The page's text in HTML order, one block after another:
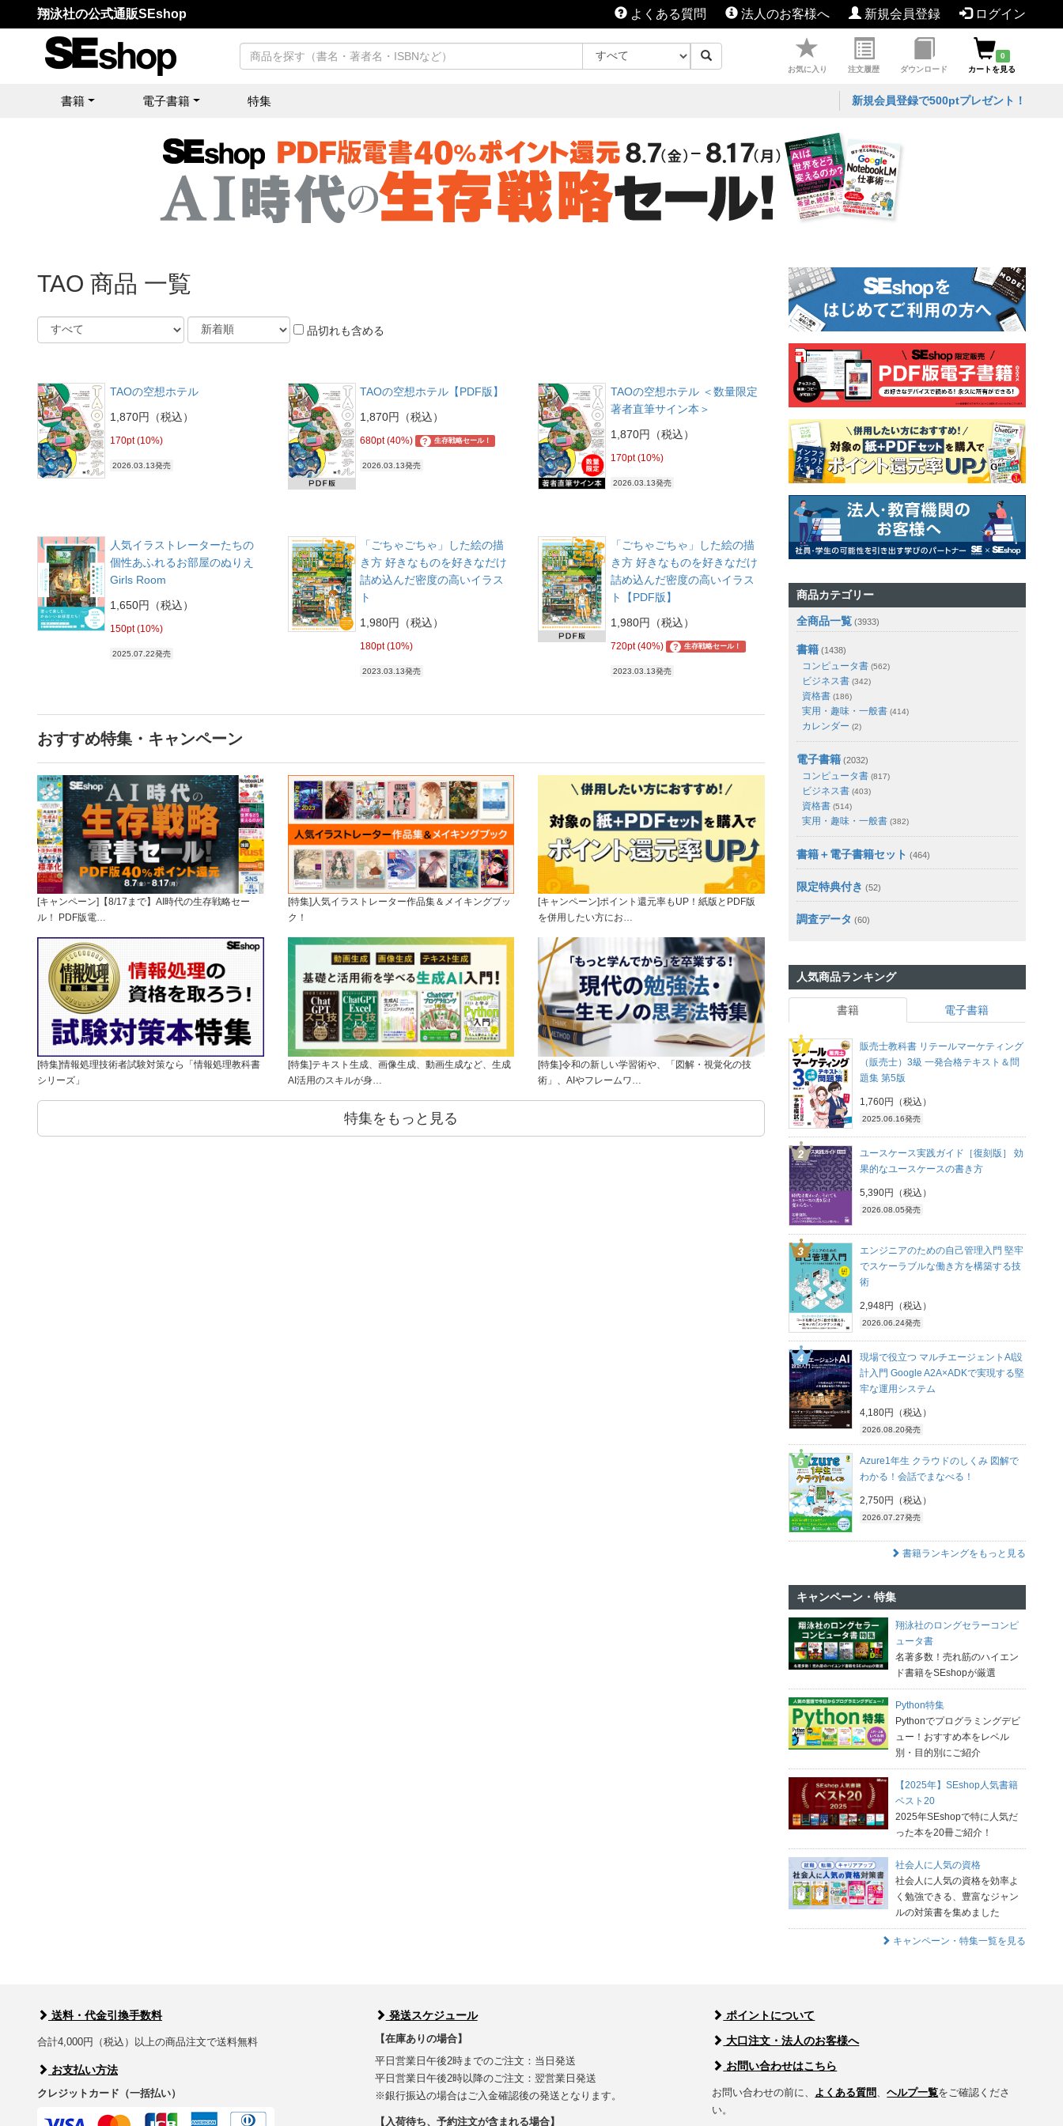
翔泳社の公式通販SEshop よくある質問 法人のお客様へ 新規会員登録 ログイン
お気に入り 注文履歴 ダウンロード
0
カートを見る
書籍 電子書籍 特集 新規会員登録で500ptプレゼント！
TAO 商品 一覧
品切れも含める
TAOの空想ホテル
1,870円（税込）
170pt (10%)
2026.03.13発売
TAOの空想ホテル【PDF版】
1,870円（税込）
680pt (40%) ? 生存戦略セール！
2026.03.13発売
TAOの空想ホテル ＜数量限定
著者直筆サイン本＞
1,870円（税込）
170pt (10%)
2026.03.13発売
人気イラストレーターたちの
個性あふれるお部屋のぬりえ
Girls Room
1,650円（税込）
150pt (10%)
2025.07.22発売
「ごちゃごちゃ」した絵の描
き方 好きなものを好きなだけ
詰め込んだ密度の高いイラス
ト
1,980円（税込）
180pt (10%)
2023.03.13発売
「ごちゃごちゃ」した絵の描
き方 好きなものを好きなだけ
詰め込んだ密度の高いイラス
ト【PDF版】
1,980円（税込）
720pt (40%) ? 生存戦略セール！
2023.03.13発売
おすすめ特集・キャンペーン
[キャンペーン]【8/17まで】AI時代の生存戦略セー
ル！ PDF版電…
[特集]人気イラストレーター作品集＆メイキングブッ
ク！
[キャンペーン]ポイント還元率もUP！紙版とPDF版
を併用したい方にお…
[特集]情報処理技術者試験対策なら「情報処理教科書
シリーズ」
[特集]テキスト生成、画像生成、動画生成など、生成
AI活用のスキルが身…
[特集]令和の新しい学習術や、「図解・視覚化の技
術」、AIやフレームワ…
特集をもっと見る
商品カテゴリー
全商品一覧 (3933)
書籍 (1438)
コンピュータ書 (562)
ビジネス書 (342)
資格書 (186)
実用・趣味・一般書 (414)
カレンダー (2)
電子書籍 (2032)
コンピュータ書 (817)
ビジネス書 (403)
資格書 (514)
実用・趣味・一般書 (382)
書籍＋電子書籍セット (464)
限定特典付き (52)
調査データ (60)
人気商品ランキング
書籍 電子書籍
販売士教科書 リテールマーケティング
（販売士）3級 一発合格テキスト＆問
題集 第5版
1,760円（税込）
2025.06.16発売
ユースケース実践ガイド［復刻版］ 効
果的なユースケースの書き方
5,390円（税込）
2026.08.05発売
エンジニアのための自己管理入門 堅牢
でスケーラブルな働き方を構築する技
術
2,948円（税込）
2026.06.24発売
現場で役立つ マルチエージェントAI設
計入門 Google A2A×ADKで実現する堅
牢な運用システム
4,180円（税込）
2026.08.20発売
Azure1年生 クラウドのしくみ 図解で
わかる！会話でまなべる！
2,750円（税込）
2026.07.27発売
書籍ランキングをもっと見る
キャンペーン・特集
翔泳社のロングセラーコンピ
ュータ書
名著多数！売れ筋のハイエン
ド書籍をSEshopが厳選
Python特集
Pythonでプログラミングデビ
ュー！おすすめ本をレベル
別・目的別にご紹介
【2025年】SEshop人気書籍
ベスト20
2025年SEshopで特に人気だ
った本を20冊ご紹介！
社会人に人気の資格
社会人に人気の資格を効率よ
く勉強できる、豊富なジャン
ルの対策書を集めました
キャンペーン・特集一覧を見る
送料・代金引換手数料
合計4,000円（税込）以上の商品注文で送料無料
お支払い方法
クレジットカード（一括払い）
発送スケジュール
【在庫ありの場合】
平日営業日午後2時までのご注文：当日発送
平日営業日午後2時以降のご注文：翌営業日発送
※銀行振込の場合はご入金確認後の発送となります。
【入荷待ち、予約注文が含まれる場合】
ポイントについて
大口注文・法人のお客様へ
お問い合わせはこちら
お問い合わせの前に、 よくある質問、ヘルプ一覧をご確認くださ
い。